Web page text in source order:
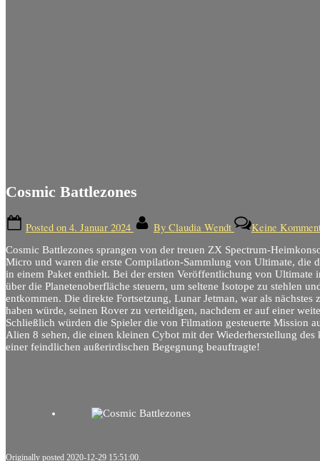
Cosmic Battlezones
Posted on 4. Januar 2024 By Claudia Wendt Keine
Cosmic Battlezones sprangen von der treuen ZX Spectrum-
Micro und waren die erste Compilation-Sammlung von Ultimate, die
in einem Paket enthielt. Bei der ersten Veröffentlichung von Ultimate
über die Planetenoberfläche steuern, um seltene Isotope zu stehlen
entkommen. Die direkte Fortsetzung, Lunar Jetman, war als
haben würde, seinen Rover zu verteidigen, nachdem er auf einer
Schließlich würden die Spieler die von Filmation gesteuerte Mission
Alien 8 sehen, die einen kleinen Cybot mit der Wiederherstellung des
einer feindlichen außerirdischen Begegnung beauftragte!
Originally posted 2020-12-29 15:51:00.